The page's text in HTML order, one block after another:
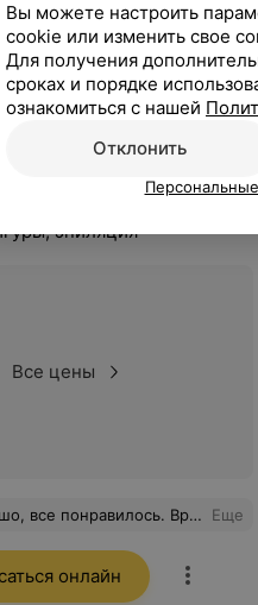
эпиляция
Все цены
специалист. Рекомендую для посещения. Еще
онлайн
Вы можете настроить
cookie или изменить свое
Для получения
сроках и порядке
ознакомиться с нашей
Отклонить